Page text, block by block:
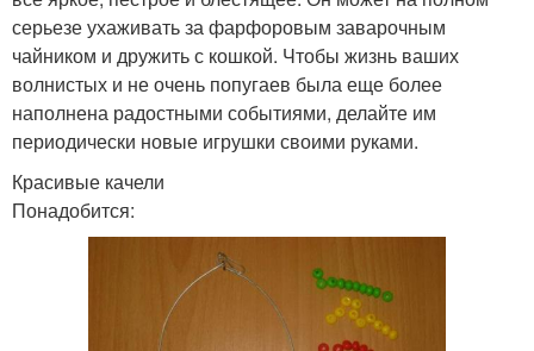
серьезе ухаживать за фарфоровым заварочным
чайником и дружить с кошкой. Чтобы жизнь ваших
волнистых и не очень попугаев была еще более
наполнена радостными событиями, делайте им
периодически новые игрушки своими руками.
Красивые качели
Понадобится: